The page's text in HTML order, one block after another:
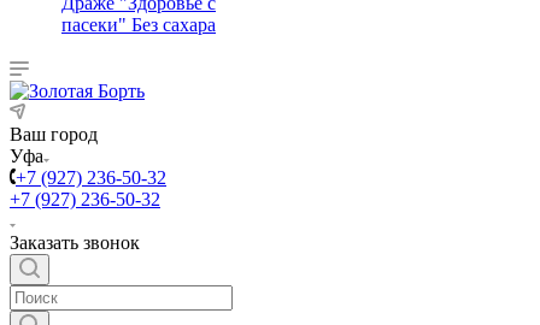
пасеки" Без сахара
Ваш город
Уфа
+7 (927) 236-50-32
+7 (927) 236-50-32
Заказать звонок